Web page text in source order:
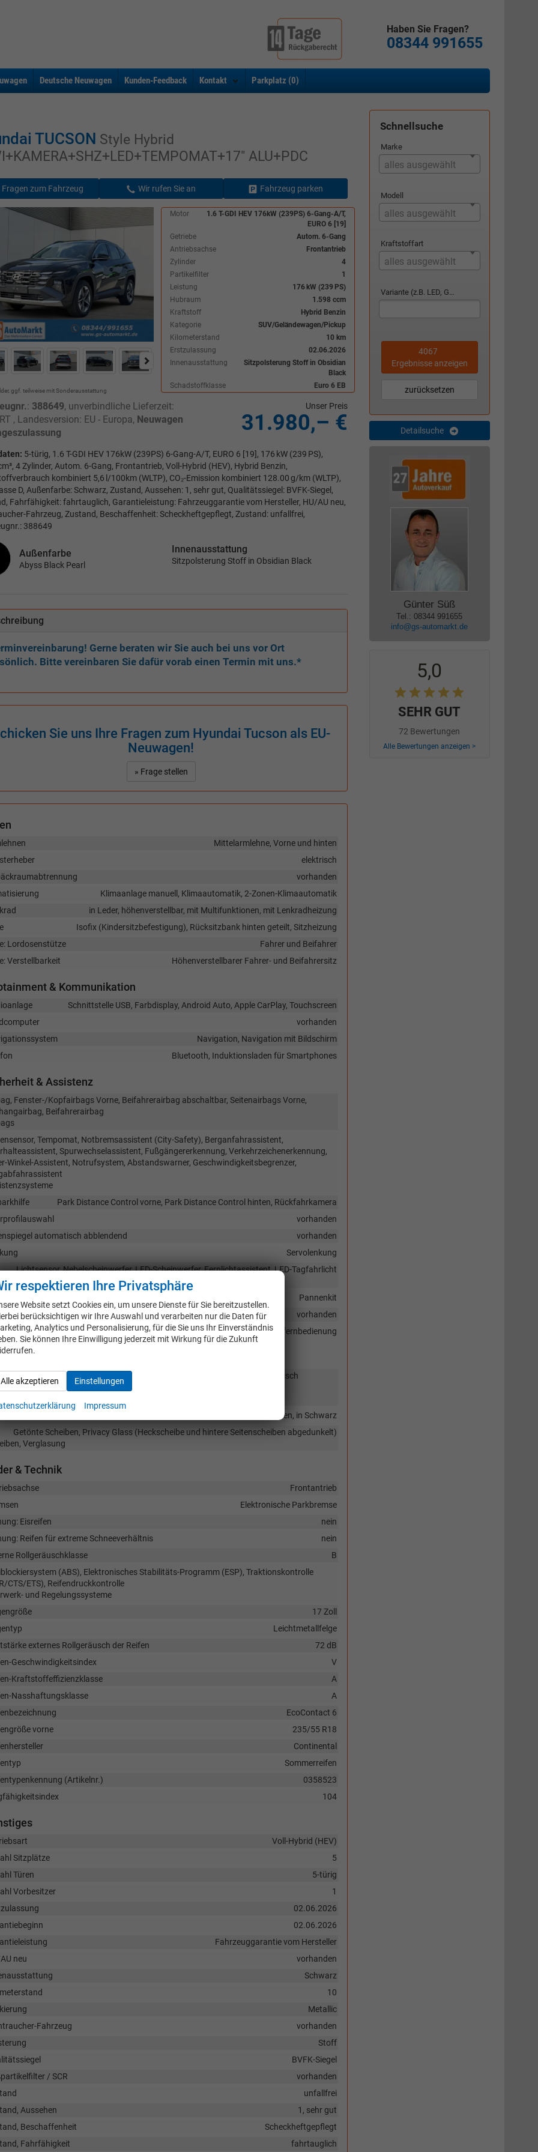
Haben Sie Fragen?
08344 991655
Deutsche Neuwagen Kunden-Feedback Kontakt Parkplatz (0)
TUCSON Style Hybrid
ALU+PDC
Fragen zum Fahrzeug Wir rufen Sie an Fahrzeug parken
ggf. teilweise mit Sonderausstattung
Motor
1.6 T-GDI HEV 176kW (239PS) 6-Gang-A/T,
EURO 6 [19]
Getriebe
Autom. 6-Gang
Antriebsachse
Frontantrieb
Zylinder
4
Partikelfilter
1
Leistung
176 kW (239 PS)
Hubraum
1.598 ccm
Kraftstoff
Hybrid Benzin
Kategorie
SUV/Geländewagen/Pickup
Kilometerstand
10 km
Erstzulassung
02.06.2026
Innenausstattung
Sitzpolsterung Stoff in Obsidian
Black
Schadstoffklasse
Euro 6 EB
: 388649, unverbindliche Lieferzeit:
, Landesversion: EU - Europa, Neuwagen
Unser Preis
31.980,– €
5-türig, 1.6 T-GDI HEV 176kW (239PS) 6-Gang-A/T, EURO 6 [19], 176 kW (239 PS),
4 Zylinder, Autom. 6-Gang, Frontantrieb, Voll-Hybrid (HEV), Hybrid Benzin,
kombiniert 5,6 l/100km (WLTP), CO₂-Emission kombiniert 128.00 g/km (WLTP),
D, Außenfarbe: Schwarz, Zustand, Aussehen: 1, sehr gut, Qualitätssiegel: BVFK-Siegel,
Fahrfähigkeit: fahrtauglich, Garantieleistung: Fahrzeuggarantie vom Hersteller, HU/AU neu,
Fahrzeug, Zustand, Beschaffenheit: Scheckheftgepflegt, Zustand: unfallfrei,
388649
Außenfarbe
Abyss Black Pearl
Innenausstattung
Sitzpolsterung Stoff in Obsidian Black
Gerne beraten wir Sie auch bei uns vor Ort
Bitte vereinbaren Sie dafür vorab einen Termin mit uns.*
Sie uns Ihre Fragen zum Hyundai Tucson als EU-
Neuwagen!
» Frage stellen
Mittelarmlehne, Vorne und hinten
elektrisch
vorhanden
Klimaanlage manuell, Klimaautomatik, 2-Zonen-Klimaautomatik
in Leder, höhenverstellbar, mit Multifunktionen, mit Lenkradheizung
Isofix (Kindersitzbefestigung), Rücksitzbank hinten geteilt, Sitzheizung
Fahrer und Beifahrer
Lordosenstütze
Höhenverstellbarer Fahrer- und Beifahrersitz
Verstellbarkeit
& Kommunikation
Schnittstelle USB, Farbdisplay, Android Auto, Apple CarPlay, Touchscreen
vorhanden
Navigation, Navigation mit Bildschirm
Bluetooth, Induktionsladen für Smartphones
& Assistenz
Fenster-/Kopfairbags Vorne, Beifahrerairbag abschaltbar, Seitenairbags Vorne,
Beifahrerairbag
Tempomat, Notbremsassistent (City-Safety), Berganfahrassistent,
Spurwechselassistent, Fußgängererkennung, Verkehrzeichenerkennung,
Winkel-Assistent, Notrufsystem, Abstandswarner, Geschwindigkeitsbegrenzer,
Park Distance Control vorne, Park Distance Control hinten, Rückfahrkamera
vorhanden
vorhanden
automatisch abblendend
Servolenkung
Lichtsensor, Nebelscheinwerfer, LED-Scheinwerfer, Fernlichtassistent, LED-Tagfahrlicht
Pannenkit
vorhanden
Stop-Automatik
Zentralverriegelung, Zentralverriegelung mit Funkfernbedienung
elektrisch anklappbar, Außenspiegel beheizbar, Außenspiegel elektrisch
vorhanden, in Schwarz
Getönte Scheiben, Privacy Glass (Heckscheibe und hintere Seitenscheiben abgedunkelt)
Verglasung
& Technik
Frontantrieb
Elektronische Parkbremse
nein
Eisreifen
nein
Reifen für extreme Schneeverhältnis
B
Rollgeräuschklasse
(ABS), Elektronisches Stabilitäts-Programm (ESP), Traktionskontrolle
CTS/ETS), Reifendruckkontrolle
und Regelungssysteme
17 Zoll
Leichtmetallfelge
72 dB
externes Rollgeräusch der Reifen
V
Geschwindigkeitsindex
A
Kraftstoffeffizienzklasse
A
Nasshaftungsklasse
EcoContact 6
235/55 R18
vorne
Continental
Sommerreifen
0358523
(Artikelnr.)
104
Voll-Hybrid (HEV)
5
Sitzplätze
5-türig
Türen
1
Vorbesitzer
02.06.2026
02.06.2026
Fahrzeuggarantie vom Hersteller
vorhanden
neu
Schwarz
10
Metallic
vorhanden
Fahrzeug
Stoff
BVFK-Siegel
vorhanden
/ SCR
unfallfrei
1, sehr gut
Aussehen
Scheckheftgepflegt
Beschaffenheit
fahrtauglich
Fahrfähigkeit
Schnellsuche
Marke
alles ausgewählt
Modell
alles ausgewählt
Kraftstoffart
alles ausgewählt
Variante (z.B. LED, GTI, Facelift...)
4067
Ergebnisse anzeigen
zurücksetzen
Detailsuche
Günter Süß
Tel.: 08344 991655
info@gs-automarkt.de
5,0
SEHR GUT
72 Bewertungen
Alle Bewertungen anzeigen >
respektieren Ihre Privatsphäre
Website setzt Cookies ein, um unsere Dienste für Sie bereitzustellen.
berücksichtigen wir Ihre Auswahl und verarbeiten nur die Daten für
Analytics und Personalisierung, für die Sie uns Ihr Einverständnis
Sie können Ihre Einwilligung jederzeit mit Wirkung für die Zukunft
Alle akzeptieren Einstellungen
Impressum